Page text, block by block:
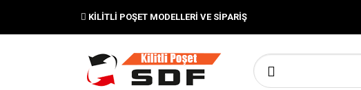
KILITLI POŞET MODELLERI VE SIPARIŞ
Şunu ara: